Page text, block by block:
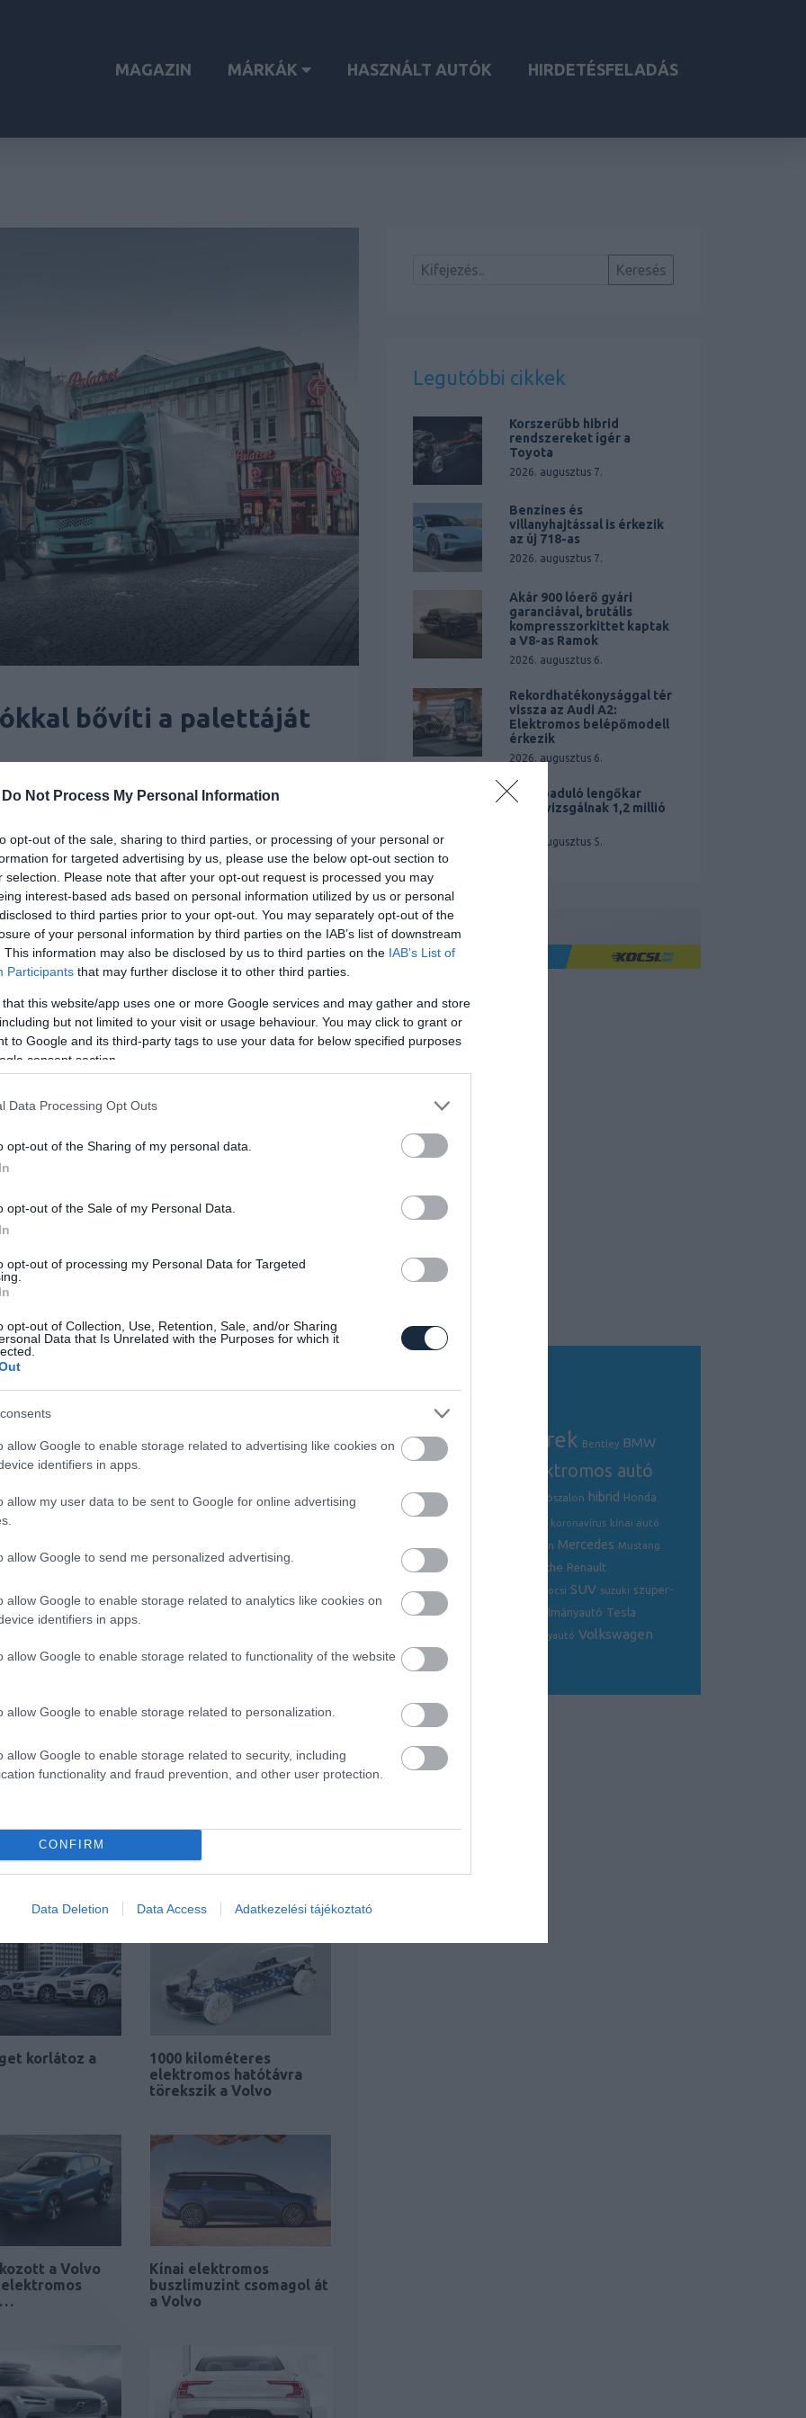
Do Not Process My Personal Information
opt-out of the sale, sharing to third parties, or processing of your personal or
for targeted advertising by us, please use the below opt-out section to
selection. Please note that after your opt-out request is processed you may
interest-based ads based on personal information utilized by us or personal
to third parties prior to your opt-out. You may separately opt-out of the
of your personal information by third parties on the IAB’s list of downstream
This information may also be disclosed by us to third parties on the IAB’s List of
Participants that may further disclose it to other third parties.
that this website/app uses one or more Google services and may gather and store
but not limited to your visit or usage behaviour. You may click to grant or
to Google and its third-party tags to use your data for below specified purposes
consent section.
Data Processing Opt Outs
opt-out of the Sharing of my personal data.
opt-out of the Sale of my Personal Data.
opt-out of processing my Personal Data for Targeted
opt-out of Collection, Use, Retention, Sale, and/or Sharing
Data that Is Unrelated with the Purposes for which it
allow Google to enable storage related to advertising like cookies on
identifiers in apps.
allow my user data to be sent to Google for online advertising
allow Google to send me personalized advertising.
allow Google to enable storage related to analytics like cookies on
identifiers in apps.
allow Google to enable storage related to functionality of the website
allow Google to enable storage related to personalization.
allow Google to enable storage related to security, including
functionality and fraud prevention, and other user protection.
CONFIRM
Data Deletion Data Access Adatkezelési tájékoztató
MAGAZIN MÁRKÁK HASZNÁLT AUTÓK HIRDETÉSFELADÁS
bővíti a palettáját
van a piacon, de pár éven belül egy
kegyeiért. Nem csak könnyű, hanem
legyen szó személy- vagy
kategóriával kapcsolatban érkeztek új hírek,
teherautó paletta felépítésére készül a svéd
tagja, melyek főként kisebb, városi feladatra
jövőre már bemutatásra kerülnek a nagyobb,
is elérhető, azaz több árut képesek majd szállítani
akkumulátor és felhasználás függő,
is el lehet majd menni egy töltéssel,
rendeljük meg a munkaeszközt.
fuvarozáshoz még nem igazán
kifejlesztését is, melyek hatótávja már
dízel variánsokat. Ezek érkezése a 2020-as évek
korlátoz a
1000 kilométeres
elektromos hatótávra
törekszik a Volvo
a Volvo
Kínai elektromos
buszlimuzint csomagol át
a Volvo
Legutóbbi cikkek
Korszerűbb hibrid
rendszereket ígér a
Toyota
2026. augusztus 7.
Benzines és
villanyhajtással is érkezik
az új 718-as
2026. augusztus 7.
Akár 900 lóerő gyári
garanciával, brutális
kompresszorkittet kaptak
a V8-as Ramok
2026. augusztus 6.
Rekordhatékonysággal tér
vissza az Audi A2:
Elektromos belépőmodell
érkezik
2026. augusztus 6.
Elszabaduló lengőkar
miatt vizsgálnak 1,2 millió
2026. augusztus 5.
Ha jó élményre utazol
Tagfelhő
AMG Audi autós hírek Bentley BMW
elektromos autó
Ferrari genfi autószalon hibrid Honda
koronavírus kínai autó
McLaren Mercedes Mustang
Nissan Porsche Renault
ráncfelvarrás sportkocsi SUV suzuki szuper-
sportkocsi
tanulmányautó Tesla
versenyautó Volkswagen
Volvo